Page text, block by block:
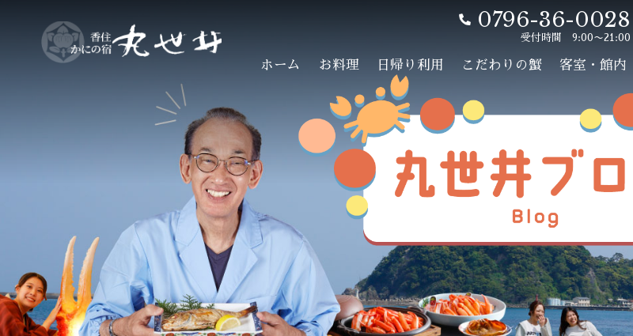
0796-36-0028
受付時間 9:00〜21:00
ホーム お料理 日帰り利用 こだわりの蟹 客室・館内